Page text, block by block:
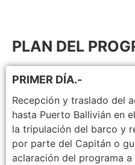
PLAN DEL
PRIMER DÍA.-
Recepción y traslado del
hasta Puerto Ballivián en
la tripulación del barco y
por parte del Capitán o
aclaración del programa a